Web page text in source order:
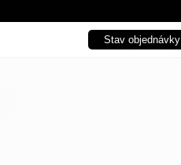
Stav objednávky